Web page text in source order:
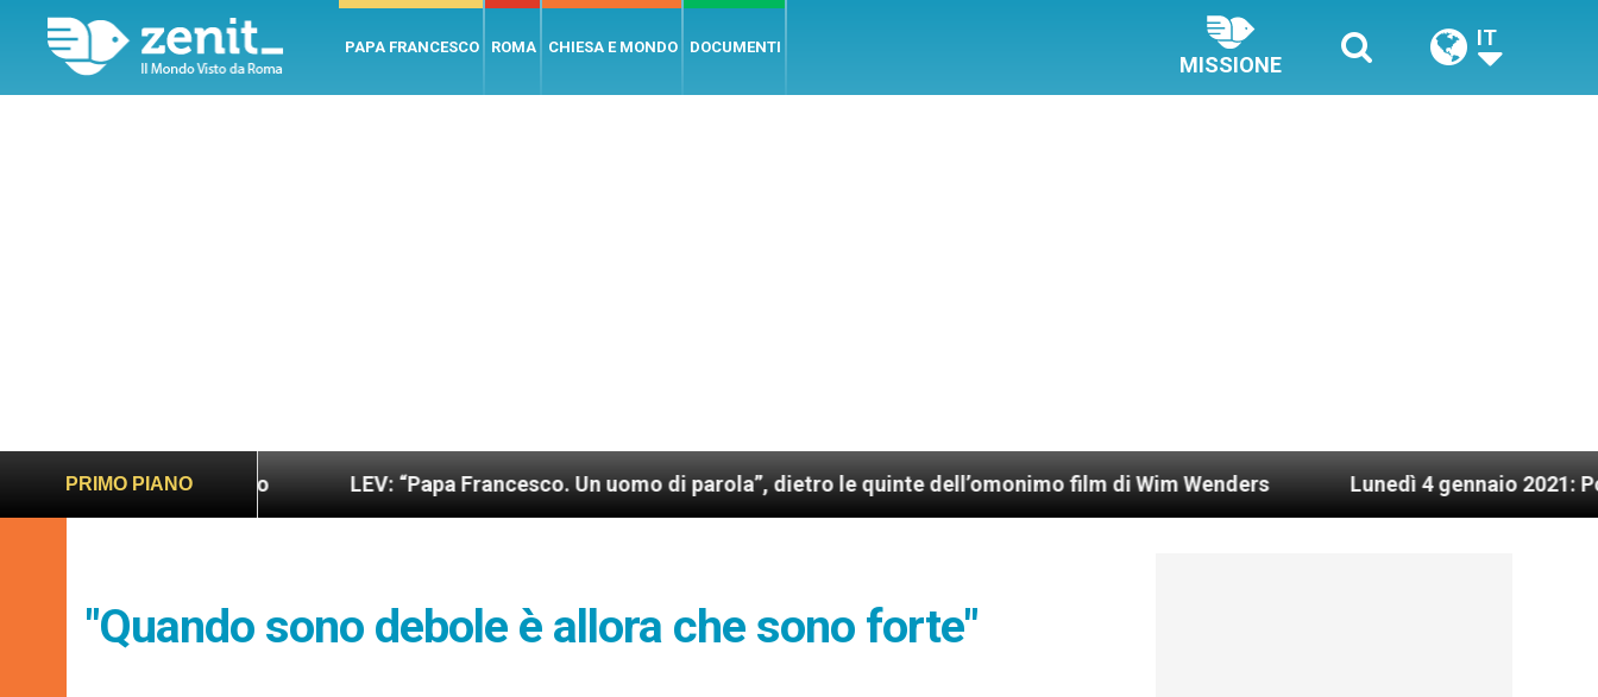
PAPA FRANCESCO ROMA CHIESA E MONDO DOCUMENTI
MISSIONE
IT
PRIMO PIANO
sano e giusto LEV: “Papa Francesco. Un uomo di parola”, dietro le quinte dell’omonimo film di Wim Wenders Lunedì 4 gennaio 2021: Possesso
"Quando sono debole è allora che sono forte"